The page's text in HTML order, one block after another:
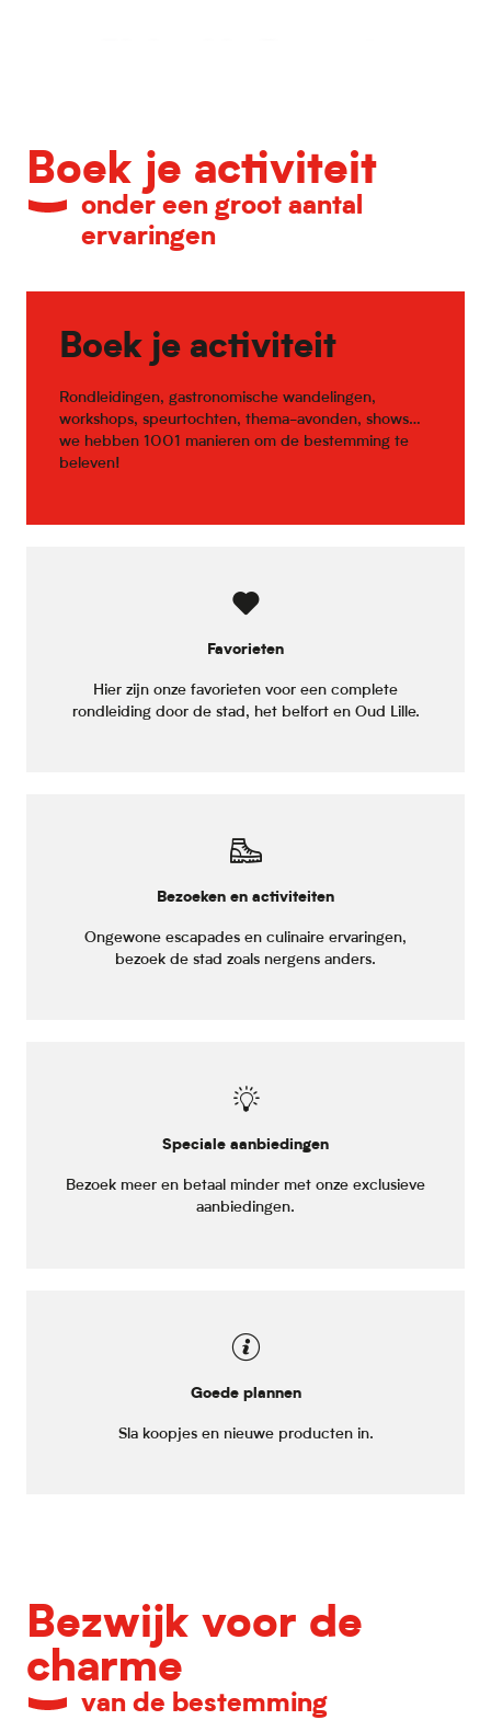
Boek je activiteit
onder een groot aantal
ervaringen
Boek je activiteit
Rondleidingen, gastronomische wandelingen,
workshops, speurtochten, thema-avonden, shows…
we hebben 1001 manieren om de bestemming te
beleven!
Favorieten
Hier zijn onze favorieten voor een complete
rondleiding door de stad, het belfort en Oud Lille.
Bezoeken en activiteiten
Ongewone escapades en culinaire ervaringen,
bezoek de stad zoals nergens anders.
Speciale aanbiedingen
Bezoek meer en betaal minder met onze exclusieve
aanbiedingen.
Goede plannen
Sla koopjes en nieuwe producten in.
Bezwijk voor de
charme
van de bestemming